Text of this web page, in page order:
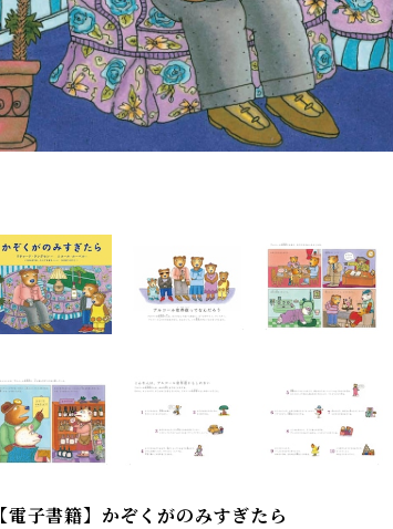
【電子書籍】かぞくがのみすぎたら